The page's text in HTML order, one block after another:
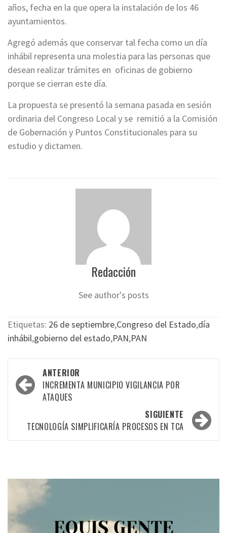
años, fecha en la que opera la instalación de los 46
ayuntamientos.
Agregó además que conservar tal fecha como un día
inhábil representa una molestia para las personas que
desean realizar trámites en oficinas de gobierno
porque se cierran este día.
La propuesta se presentó la semana pasada en sesión
ordinaria del Congreso Local y se remitió a la Comisión
de Gobernación y Puntos Constitucionales para su
estudio y dictamen.
Redacción
See author's posts
Etiquetas: 26 de septiembre,Congreso del Estado,día
inhábil,gobierno del estado,PAN,PAN
Navegación
por
entradas
ANTERIOR
INCREMENTA MUNICIPIO VIGILANCIA POR
ATAQUES
SIGUIENTE
TECNOLOGÍA SIMPLIFICARÍA PROCESOS EN TCA